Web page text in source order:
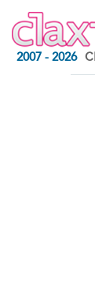
2007 - 2026